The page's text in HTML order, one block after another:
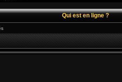
Qui est en ligne ?